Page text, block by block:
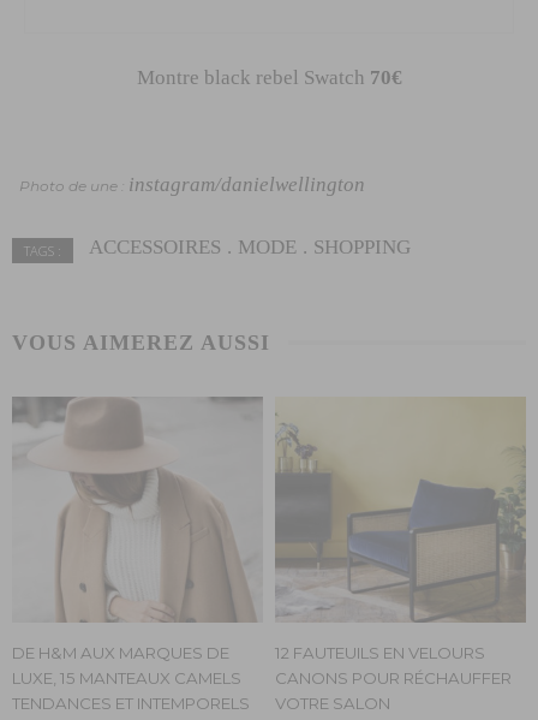
Montre black rebel Swatch 70€
Photo de une : instagram/danielwellington
TAGS : ACCESSOIRES MODE SHOPPING
VOUS AIMEREZ AUSSI
DE H&M AUX MARQUES DE
LUXE, 15 MANTEAUX CAMELS
TENDANCES ET INTEMPORELS
12 FAUTEUILS EN VELOURS
CANONS POUR RÉCHAUFFER
VOTRE SALON